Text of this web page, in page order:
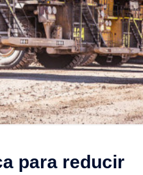
para reducir